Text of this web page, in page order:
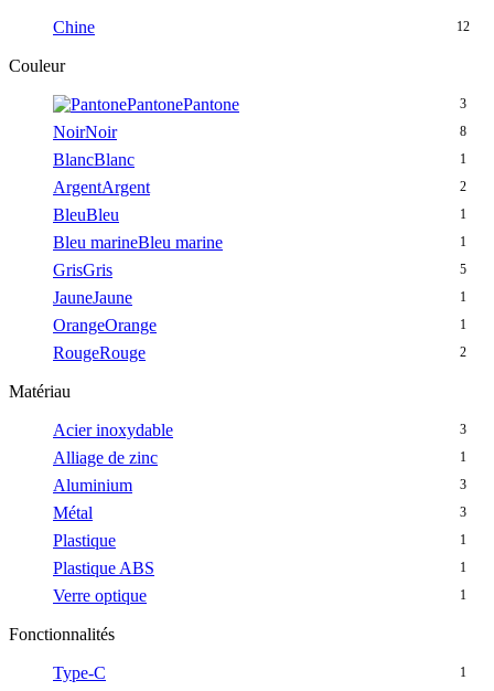
Chine 12
Couleur
PantonePantone 3
NoirNoir 8
BlancBlanc 1
ArgentArgent 2
BleuBleu 1
Bleu marineBleu marine 1
GrisGris 5
JauneJaune 1
OrangeOrange 1
RougeRouge 2
Matériau
Acier inoxydable 3
Alliage de zinc 1
Aluminium 3
Métal 3
Plastique 1
Plastique ABS 1
Verre optique 1
Fonctionnalités
Type-C 1